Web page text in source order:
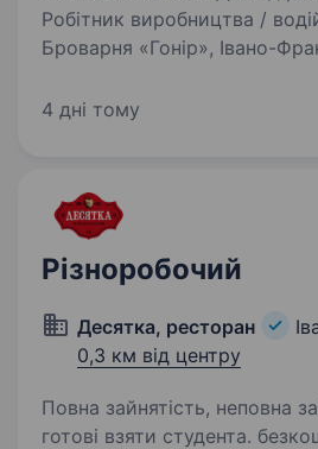
Робітник виробництва /
Броварня «Гонір», Івано-
(честь!) працювати в
4 дні тому
Різноробочий
Десятка, ресторан
0,3 км від центру
Повна зайнятість, неповна
готові взяти студента. безкоштовне 2-х разове